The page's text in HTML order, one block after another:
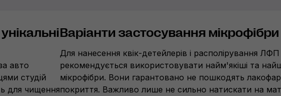
авто
студій
для чищення
Варіанти застосування мікрофібри
Для нанесення квік-детейлерів і располірування
рекомендується використовувати найм'якіші та
мікрофібри. Вони гарантовано не пошкодять
покриття. Важливо лише не сильно натискати на